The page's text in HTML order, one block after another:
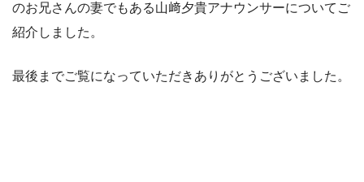
のお兄さんの妻でもある山﨑夕貴アナウンサーについてご
紹介しました。
最後までご覧になっていただきありがとうございました。